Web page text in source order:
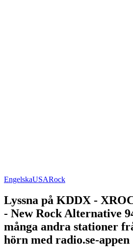
EngelskaUSARock
Lyssna på KDDX -
- New Rock Alternative
många andra stationer
hörn med radio.se-appen